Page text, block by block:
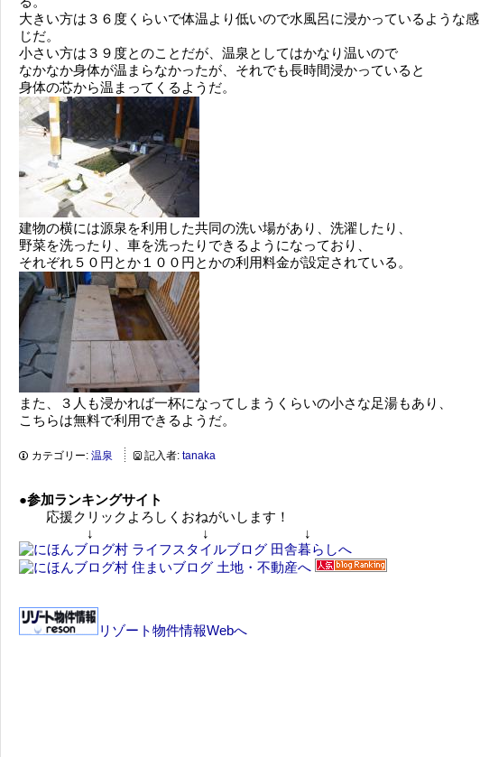
大きい方は３６度くらいで体温より低いので水風呂に浸かっているような感
じだ。
小さい方は３９度とのことだが、温泉としてはかなり温いので
なかなか身体が温まらなかったが、それでも長時間浸かっていると
身体の芯から温まってくるようだ。
建物の横には源泉を利用した共同の洗い場があり、洗濯したり、
野菜を洗ったり、車を洗ったりできるようになっており、
それぞれ５０円とか１００円とかの利用料金が設定されている。
また、３人も浸かれば一杯になってしまうくらいの小さな足湯もあり、
こちらは無料で利用できるようだ。
カテゴリー: 温泉 記入者: tanaka
●参加ランキングサイト
応援クリックよろしくおねがいします！
↓ ↓ ↓
リゾート物件情報Webへ